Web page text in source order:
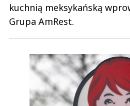
kuchnią meksykańską
Grupa AmRest.